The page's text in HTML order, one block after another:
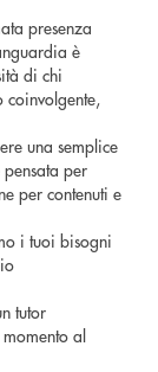
presenza
è
di chi
una semplice
per
per contenuti e
i tuoi bisogni
tutor
al